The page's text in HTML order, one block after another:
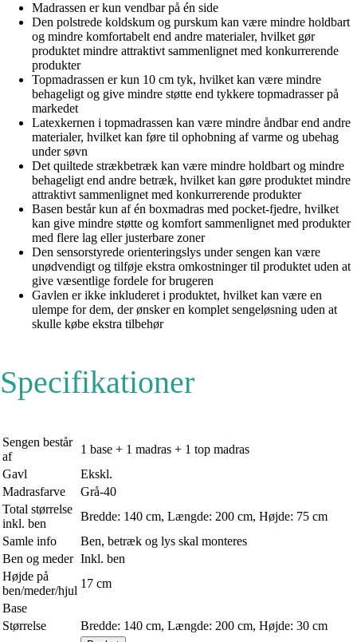
Madrassen er kun vendbar på én side
Den polstrede koldskum og purskum kan være mindre holdbart
og mindre komfortabelt end andre materialer, hvilket gør
produktet mindre attraktivt sammenlignet med konkurrerende
produkter
Topmadrassen er kun 10 cm tyk, hvilket kan være mindre
behageligt og give mindre støtte end tykkere topmadrasser på
markedet
Latexkernen i topmadrassen kan være mindre åndbar end andre
materialer, hvilket kan føre til ophobning af varme og ubehag
under søvn
Det quiltede strækbetræk kan være mindre holdbart og mindre
behageligt end andre betræk, hvilket kan gøre produktet mindre
attraktivt sammenlignet med konkurrerende produkter
Basen består kun af én boxmadras med pocket-fjedre, hvilket
kan give mindre støtte og komfort sammenlignet med produkter
med flere lag eller justerbare zoner
Den sensorstyrede orienteringslys under sengen kan være
unødvendigt og tilføje ekstra omkostninger til produktet uden at
give væsentlige fordele for brugeren
Gavlen er ikke inkluderet i produktet, hvilket kan være en
ulempe for dem, der ønsker en komplet sengeløsning uden at
skulle købe ekstra tilbehør
Specifikationer
Sengen består
af
1 base + 1 madras + 1 top madras
Gavl
Ekskl.
Madrasfarve
Grå-40
Total størrelse
inkl. ben
Bredde: 140 cm, Længde: 200 cm, Højde: 75 cm
Samle info
Ben, betræk og lys skal monteres
Ben og meder Inkl. ben
Højde på
ben/meder/hjul
17 cm
Base
Størrelse
Bredde: 140 cm, Længde: 200 cm, Højde: 30 cm